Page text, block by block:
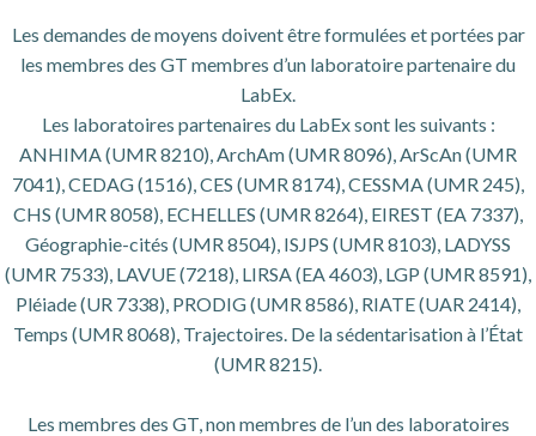
Les demandes de moyens doivent être formulées et portées par
les membres des GT membres d’un laboratoire partenaire du
LabEx.
Les laboratoires partenaires du LabEx sont les suivants :
ANHIMA (UMR 8210), ArchAm (UMR 8096), ArScAn (UMR
7041), CEDAG (1516), CES (UMR 8174), CESSMA (UMR 245),
CHS (UMR 8058), ECHELLES (UMR 8264), EIREST (EA 7337),
Géographie-cités (UMR 8504), ISJPS (UMR 8103), LADYSS
(UMR 7533), LAVUE (7218), LIRSA (EA 4603), LGP (UMR 8591),
Pléiade (UR 7338), PRODIG (UMR 8586), RIATE (UAR 2414),
Temps (UMR 8068), Trajectoires. De la sédentarisation à l’État
(UMR 8215).
Les membres des GT, non membres de l’un des laboratoires